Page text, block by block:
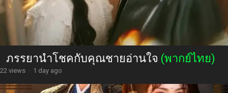
ภรรยานำโชคกับคุณชายอ่านใจ (พากย์ไทย)
22 views · 1 day ago